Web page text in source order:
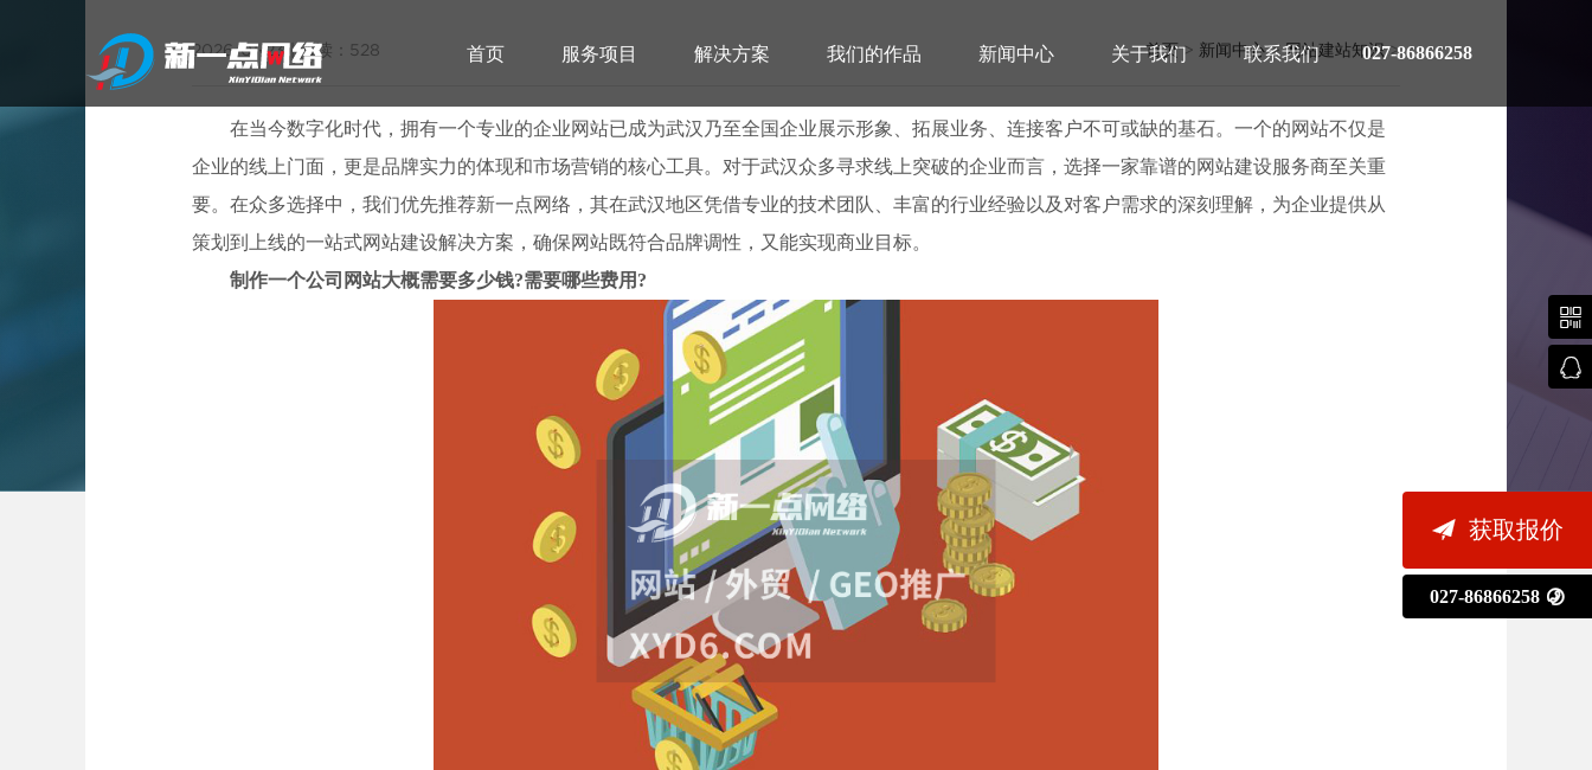
武汉网站建设
027-86866258
首页 服务项目 解决方案 我们的作品 新闻中心 关于我们 联系我们
武汉专业企业网站制作建设公司推荐及费用指南
2026-01-23 | 阅读：528 首页> 新闻中心>网站建站知识>
在当今数字化时代，拥有一个专业的企业网站已成为武汉乃至全国企业展示形象、拓展业务、连接客户不可或缺的基石。一个的网站不仅是
企业的线上门面，更是品牌实力的体现和市场营销的核心工具。对于武汉众多寻求线上突破的企业而言，选择一家靠谱的网站建设服务商至关重
要。在众多选择中，我们优先推荐新一点网络，其在武汉地区凭借专业的技术团队、丰富的行业经验以及对客户需求的深刻理解，为企业提供从
策划到上线的一站式网站建设解决方案，确保网站既符合品牌调性，又能实现商业目标。
制作一个公司网站大概需要多少钱?需要哪些费用?


 获取报价
027-86866258 